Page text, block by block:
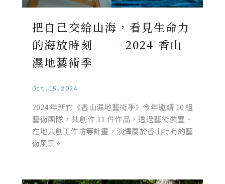
把自己交給山海，看見生命力
的海放時刻 ── 2024 香山
濕地藝術季
Oct.15.2024
2024 年新竹《香山濕地藝術季》今年邀請 10 組
藝術團隊，共創作 11 件作品，透過藝術裝置、
在地共創工作坊等計畫，演繹屬於香山特有的藝
術風景。